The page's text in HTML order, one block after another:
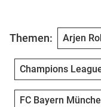
Themen: Arjen
Champions
FC Bayern